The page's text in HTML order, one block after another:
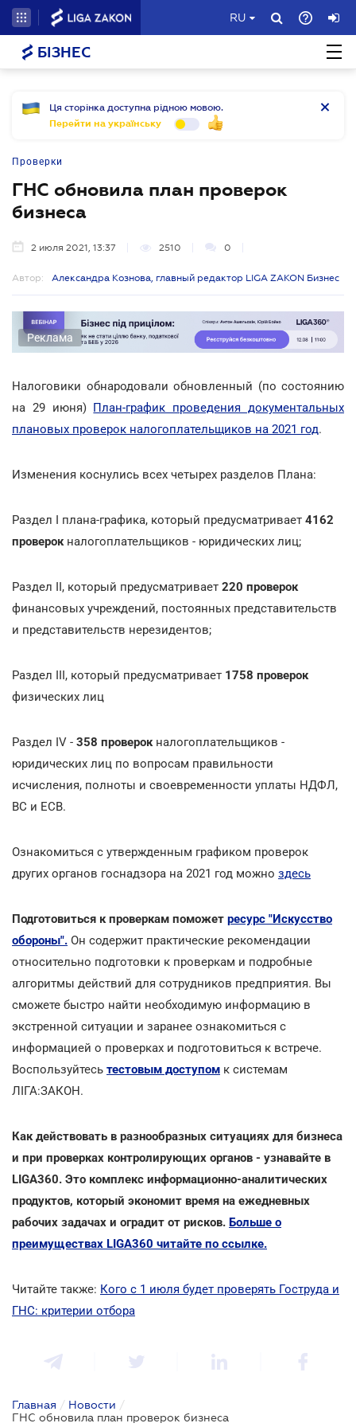
RU
БІЗНЕС
Ця сторінка доступна рідною мовою.
Перейти на українську
Проверки
ГНС обновила план проверок
бизнеса
2 июля 2021, 13:37 2510 0
Автор: Александра Кознова, главный редактор LIGA ZAKON Бизнес
Реклама
Налоговики обнародовали обновленный (по состоянию
на 29 июня) План-график проведения документальных
плановых проверок налогоплательщиков на 2021 год.
Изменения коснулись всех четырех разделов Плана:
Раздел I плана-графика, который предусматривает 4162
проверок налогоплательщиков - юридических лиц;
Раздел ІІ, который предусматривает 220 проверок
финансовых учреждений, постоянных представительств
и представительств нерезидентов;
Раздел ІІІ, который предусматривает 1758 проверок
физических лиц
Раздел IV - 358 проверокналогоплательщиков -
юридических лиц по вопросам правильности
исчисления, полноты и своевременности уплаты НДФЛ,
ВС и ЕСВ.
Ознакомиться с утвержденным графиком проверок
других органов госнадзора на 2021 год можно здесь
Подготовиться к проверкам поможет ресурс "Искусство
обороны". Он содержит практические рекомендации
относительно подготовки к проверкам и подробные
алгоритмы действий для сотрудников предприятия. Вы
сможете быстро найти необходимую информацию в
экстренной ситуации и заранее ознакомиться с
информацией о проверках и подготовиться к встрече.
Воспользуйтесь тестовым доступом к системам
ЛІГА:ЗАКОН.
Как действовать в разнообразных ситуациях для бизнеса
и при проверках контролирующих органов - узнавайте в
LIGA360. Это комплекс информационно-аналитических
продуктов, который экономит время на ежедневных
рабочих задачах и оградит от рисков. Больше о
преимуществах LIGA360 читайте по ссылке.
Читайте также: Кого с 1 июля будет проверять Гоструда и
ГНС: критерии отбора
Главная / Новости /
ГНС обновила план проверок бизнеса